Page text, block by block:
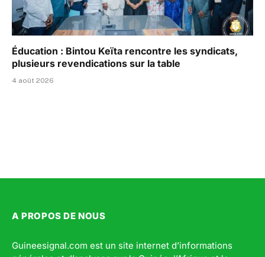
Éducation : Bintou Keïta rencontre les syndicats,
plusieurs revendications sur la table
4 août 2026
A PROPOS DE NOUS
Guineesignal.com est un site internet d’informations